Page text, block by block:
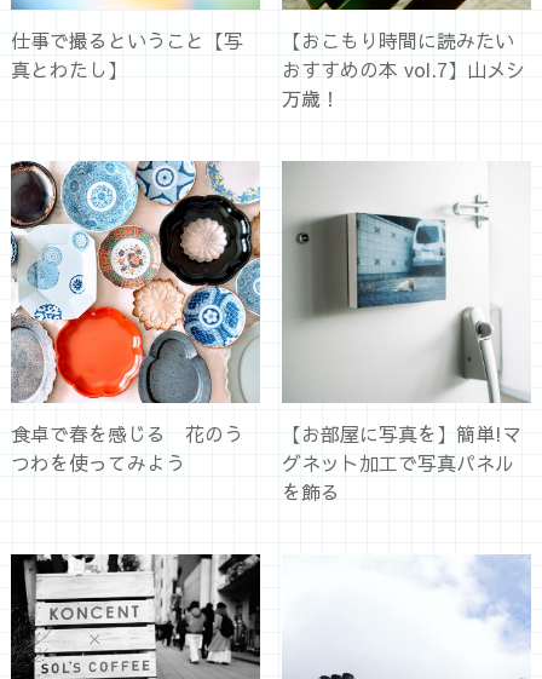
仕事で撮るということ【写
真とわたし】
【おこもり時間に読みたい
おすすめの本 vol.7】山メシ
万歳！
食卓で春を感じる 花のう
つわを使ってみよう
【お部屋に写真を】簡単!マ
グネット加工で写真パネル
を飾る